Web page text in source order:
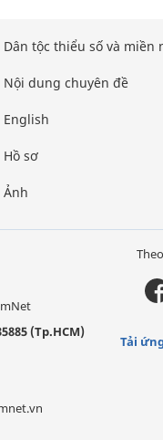
Dân tộc thiểu số và miền
Nội dung chuyên đề
English
Hồ sơ
Ảnh
(Tp.HCM)
Tải